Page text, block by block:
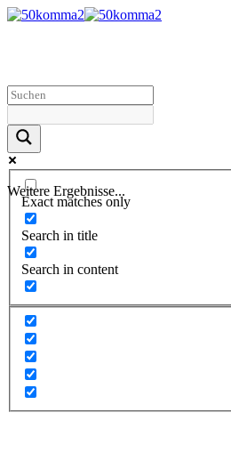
Weitere Ergebnisse...
Exact matches only
Search in title
Search in content